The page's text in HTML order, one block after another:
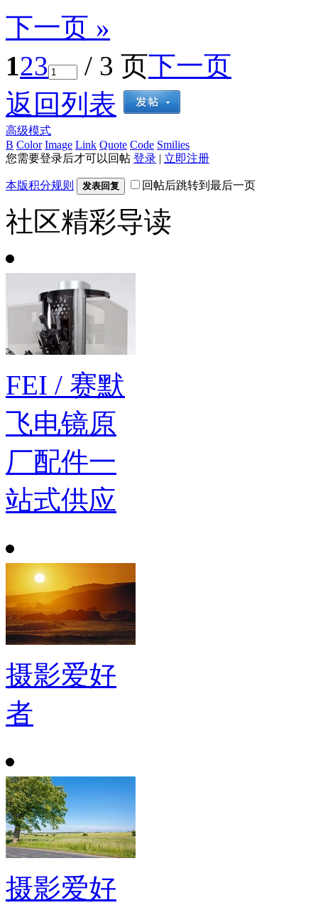
下一页 »
123 / 3 页下一页
返回列表
高级模式
B Color Image Link Quote Code Smilies
您需要登录后才可以回帖 登录 | 立即注册
本版积分规则 发表回复 回帖后跳转到最后一页
社区精彩导读
FEI / 赛默
飞电镜原
厂配件一
站式供应
摄影爱好
者
摄影爱好